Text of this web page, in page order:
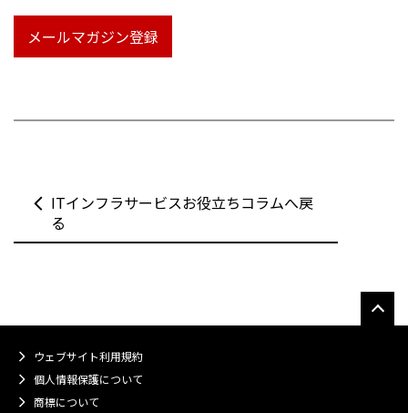
メールマガジン登録
ITインフラサービスお役立ちコラムへ戻
る
ウェブサイト利用規約
個人情報保護について
商標について